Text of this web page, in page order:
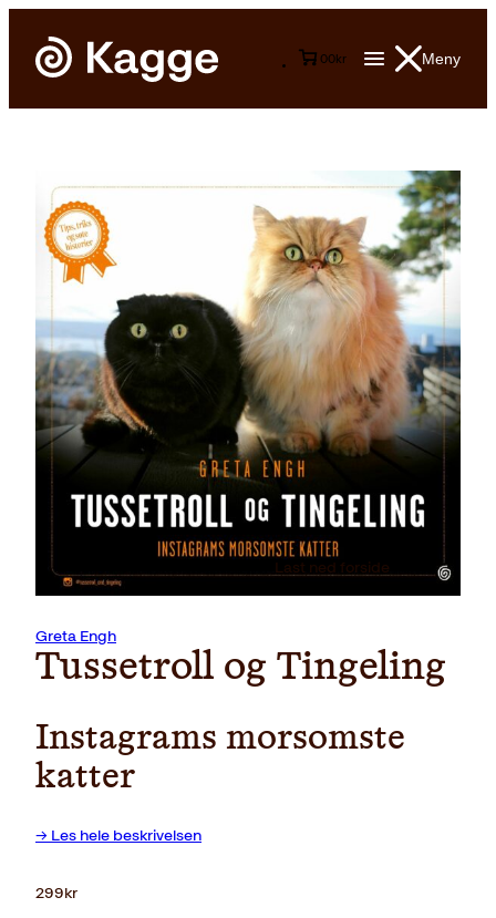
Meny
00kr
Last ned forside
Greta Engh
Tussetroll og Tingeling
Instagrams morsomste
katter
→ Les hele beskrivelsen
299kr